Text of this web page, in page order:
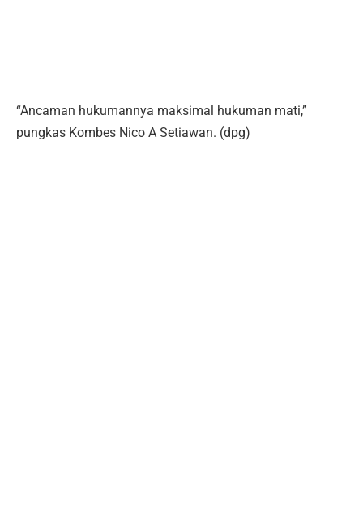
“Ancaman hukumannya maksimal hukuman mati,”
pungkas Kombes Nico A Setiawan. (dpg)